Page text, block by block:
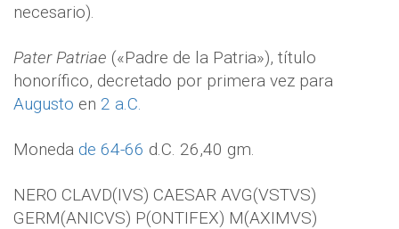
necesario).
Pater Patriae («Padre de la Patria»), título
honorífico, decretado por primera vez para
Augusto en 2 a.C.
Moneda de 64-66 d.C. 26,40 gm.
NERO CLAVD(IVS) CAESAR AVG(VSTVS)
GERM(ANICVS) P(ONTIFEX) M(AXIMVS)